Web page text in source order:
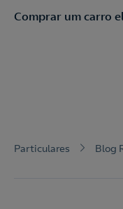
Comprar um carro
Particulares Blog